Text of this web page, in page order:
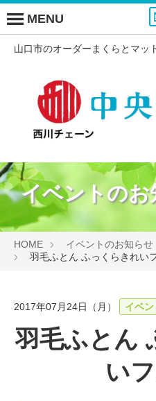
山口市のオーダーまくらとマッ
MENU
イベントのお
HOME
イベントのお知らせ
羽毛ふとん ふっくらきれい
2017年07月24日（月） イベ
羽毛ふとん
い